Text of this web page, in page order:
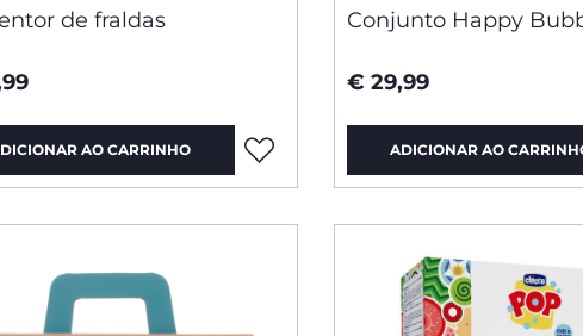
de fraldas
AO CARRINHO
Conjunto Happy
€ 29,99
ADICIONAR AO